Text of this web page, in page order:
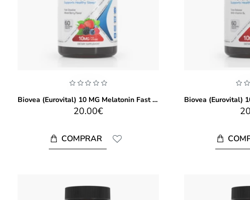
Biovea (Eurovital) 10 MG Melatonin Fast Dissolve 60 Tablets
20.00€
COMPRAR